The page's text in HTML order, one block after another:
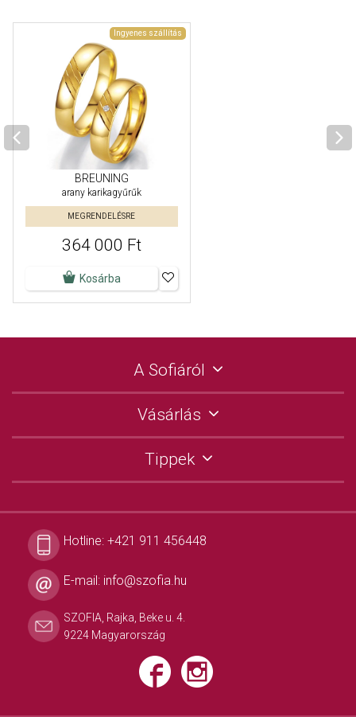
Ingyenes szállítás
BREUNING
arany karikagyűrűk
MEGRENDELÉSRE
364 000 Ft
Kosárba
A Sofiáról
Vásárlás
Tippek
Hotline: +421 911 456448
E-mail: info@szofia.hu
SZOFIA, Rajka, Beke u. 4.
9224 Magyarország